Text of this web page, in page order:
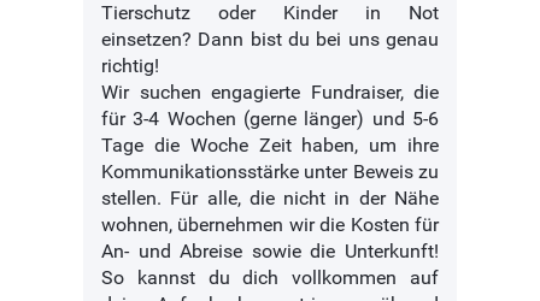
Tierschutz oder Kinder in Not
einsetzen? Dann bist du bei uns genau
richtig!
Wir suchen engagierte Fundraiser, die
für 3-4 Wochen (gerne länger) und 5-6
Tage die Woche Zeit haben, um ihre
Kommunikationsstärke unter Beweis zu
stellen. Für alle, die nicht in der Nähe
wohnen, übernehmen wir die Kosten für
An- und Abreise sowie die Unterkunft!
So kannst du dich vollkommen auf